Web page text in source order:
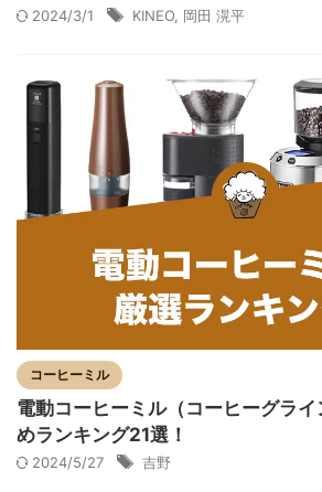
2024/3/1 KINEO, 岡田 滉平
コーヒーミル
電動コーヒーミル（コーヒーグラ
めランキング21選！
2024/5/27 吉野